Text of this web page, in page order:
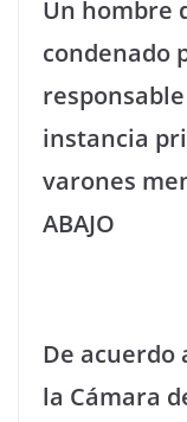
Un hombre
condenado
instancia
varones
ABAJO
De acuerdo
la Cámara